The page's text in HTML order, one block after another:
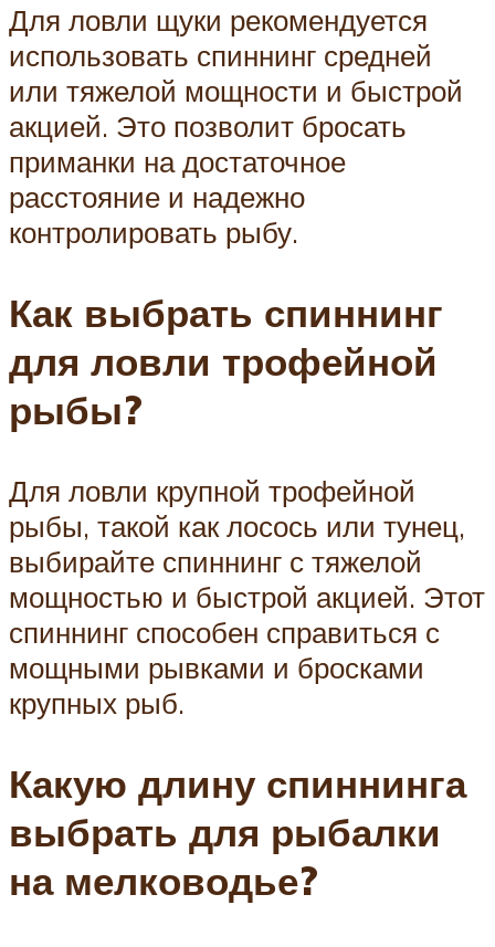
Для ловли щуки рекомендуется
использовать спиннинг средней
или тяжелой мощности и быстрой
акцией. Это позволит бросать
приманки на достаточное
расстояние и надежно
контролировать рыбу.
Как выбрать спиннинг
для ловли трофейной
рыбы?
Для ловли крупной трофейной
рыбы, такой как лосось или тунец,
выбирайте спиннинг с тяжелой
мощностью и быстрой акцией. Этот
спиннинг способен справиться с
мощными рывками и бросками
крупных рыб.
Какую длину спиннинга
выбрать для рыбалки
на мелководье?